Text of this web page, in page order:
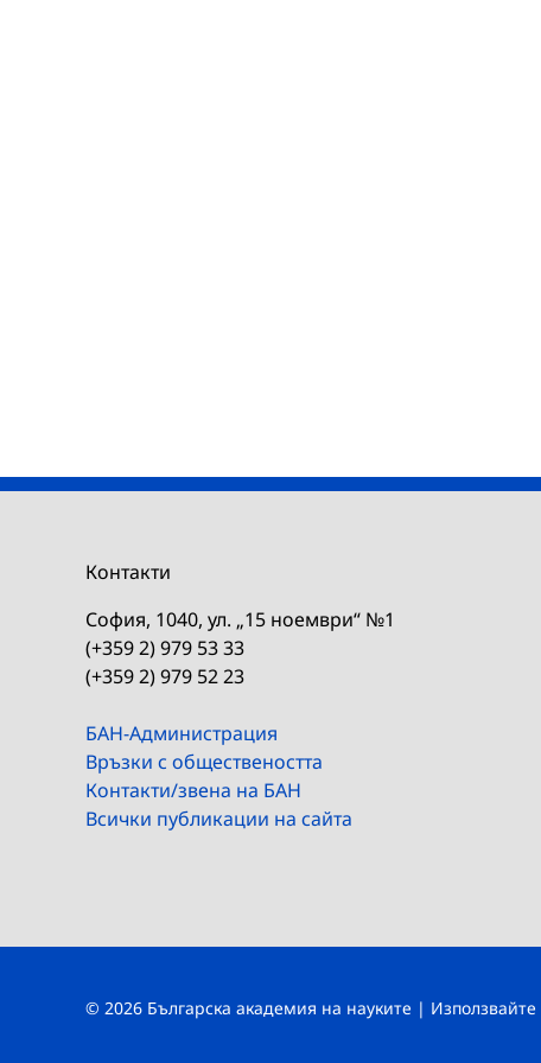
Контакти
София, 1040, ул. „15 ноември“ №1
(+359 2) 979 53 33
(+359 2) 979 52 23
БАН-Администрация
Връзки с обществеността
Контакти/звена на БАН
Всички публикации на сайта
© 2026 Българска академия на науките | Използвайте